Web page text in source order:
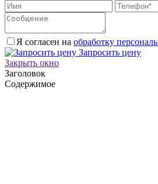
Я согласен на обработку
Запросить цену
Закрыть окно
Заголовок
Содержимое